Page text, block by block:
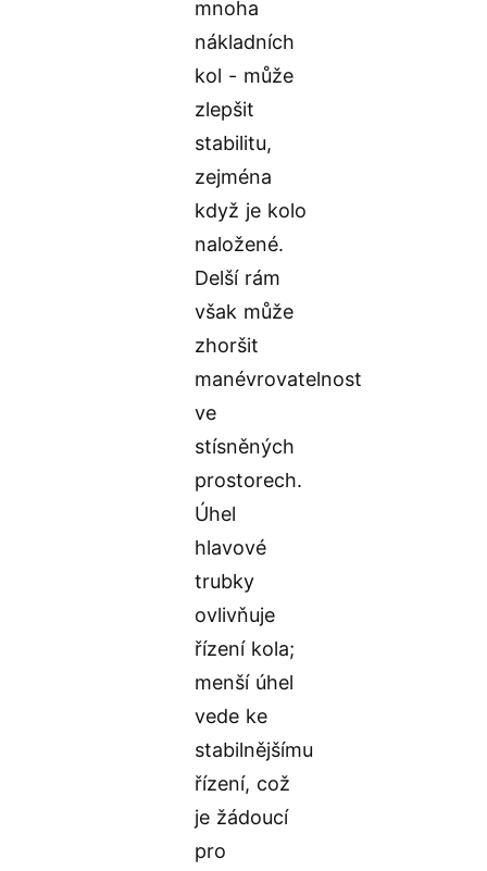
mnoha
nákladních
kol - může
zlepšit
stabilitu,
zejména
když je kolo
naložené.
Delší rám
však může
zhoršit
manévrovatelnost
ve
stísněných
prostorech.
Úhel
hlavové
trubky
ovlivňuje
řízení kola;
menší úhel
vede ke
stabilnějšímu
řízení, což
je žádoucí
pro